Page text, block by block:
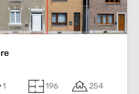
1 196 254